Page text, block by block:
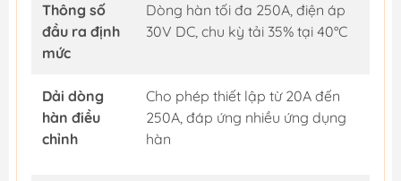
Thông số
đầu ra định
mức
Dòng hàn tối đa 250A, điện áp
30V DC, chu kỳ tải 35% tại 40°C
Dải dòng
hàn điều
chỉnh
Cho phép thiết lập từ 20A đến
250A, đáp ứng nhiều ứng dụng
hàn